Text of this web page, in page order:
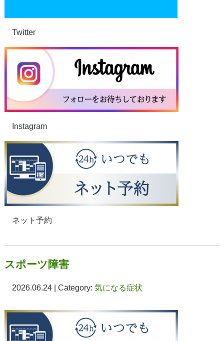
Twitter
Instagram
ネット予約
スポーツ障害
2026.06.24 | Category: 気になる症状